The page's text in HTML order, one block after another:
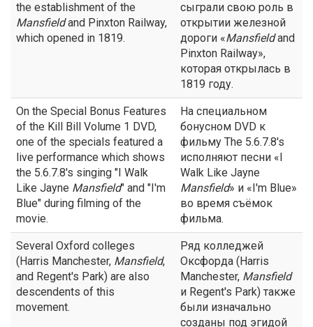
the establishment of the
Mansfieldand Pinxton Railway,
which opened in 1819.
сыграли свою роль в
открытии железной
дороги «Mansfieldand
Pinxton Railway»,
которая открылась в
1819 году.
On the Special Bonus Features
of the Kill Bill Volume 1 DVD,
one of the specials featured a
live performance which shows
the 5.6.7.8's singing "I Walk
Like Jayne Mansfield" and "I'm
Blue" during filming of the
movie.
На специальном
бонусном DVD к
фильму The 5.6.7.8's
исполняют песни «I
Walk Like Jayne
Mansfield» и «I'm Blue»
во время съёмок
фильма.
Several Oxford colleges
(Harris Manchester, Mansfield,
and Regent's Park) are also
descendents of this
movement.
Ряд колледжей
Оксфорда (Harris
Manchester, Mansfield
и Regent's Park) также
были изначально
созданы под эгидой